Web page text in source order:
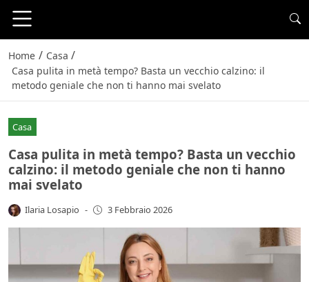
Home / Casa /
Casa pulita in metà tempo? Basta un vecchio calzino: il
metodo geniale che non ti hanno mai svelato
Casa
Casa pulita in metà tempo? Basta un vecchio
calzino: il metodo geniale che non ti hanno
mai svelato
Ilaria Losapio - 3 Febbraio 2026